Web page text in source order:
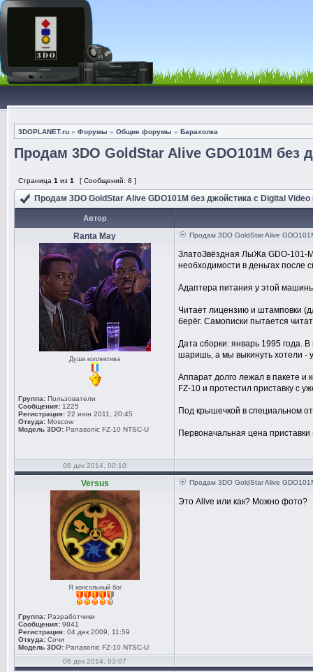
3DOPLANET.ru » Форумы » Общие форумы » Барахолка
Продам 3DO GoldStar Alive GDO101M без
Страница 1 из 1 [ Сообщений: 8 ]
Продам 3DO GoldStar Alive GDO101M без джойстика с Digital
Автор
Ranta May
Душа коллектива
Группа: Пользователи
Сообщения: 1225
Регистрация: 22 июн 2011, 20:45
Откуда: Moscow
Модель 3DO: Panasonic FZ-10 NTSC-U
Продам 3DO GoldStar Alive
ЗлатоЗвёздная ЛыЖа GDO-101-
необходимости в деньгах после
Адаптера питания у этой
Читает лицензию и штамповки
берёг. Самописки пытается
Дата сборки: январь 1995 года.
шаришь, а мы выкинуть хотели -
Аппарат долго лежал в пакете и
FZ-10 и протестил приставку с
Под крышечкой в специальном
Первоначальная цена приставки
06 дек 2014, 00:10
Versus
Я консольный бог
Группа: Разработчики
Сообщения: 9841
Регистрация: 04 дек 2009, 11:59
Откуда: Сочи
Модель 3DO: Panasonic FZ-10 NTSC-U
Продам 3DO GoldStar Alive
Это Alive или как? Можно фото?
06 дек 2014, 03:07